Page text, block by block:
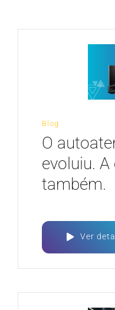
Blog
O
evoluiu. A
também.
Ver